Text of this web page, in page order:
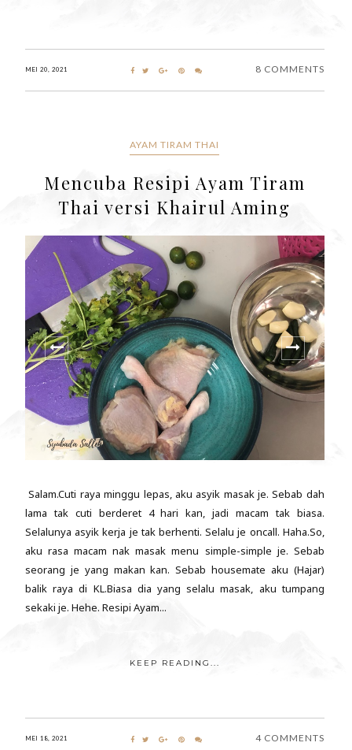
MEI 20, 2021 8 COMMENTS
AYAM TIRAM THAI
Mencuba Resipi Ayam Tiram
Thai versi Khairul Aming
Salam.Cuti raya minggu lepas, aku asyik masak je. Sebab dah
lama tak cuti berderet 4 hari kan, jadi macam tak biasa.
Selalunya asyik kerja je tak berhenti. Selalu je oncall. Haha.So,
aku rasa macam nak masak menu simple-simple je. Sebab
seorang je yang makan kan. Sebab housemate aku (Hajar)
balik raya di KL.Biasa dia yang selalu masak, aku tumpang
sekaki je. Hehe. Resipi Ayam...
KEEP READING...
MEI 18, 2021 4 COMMENTS